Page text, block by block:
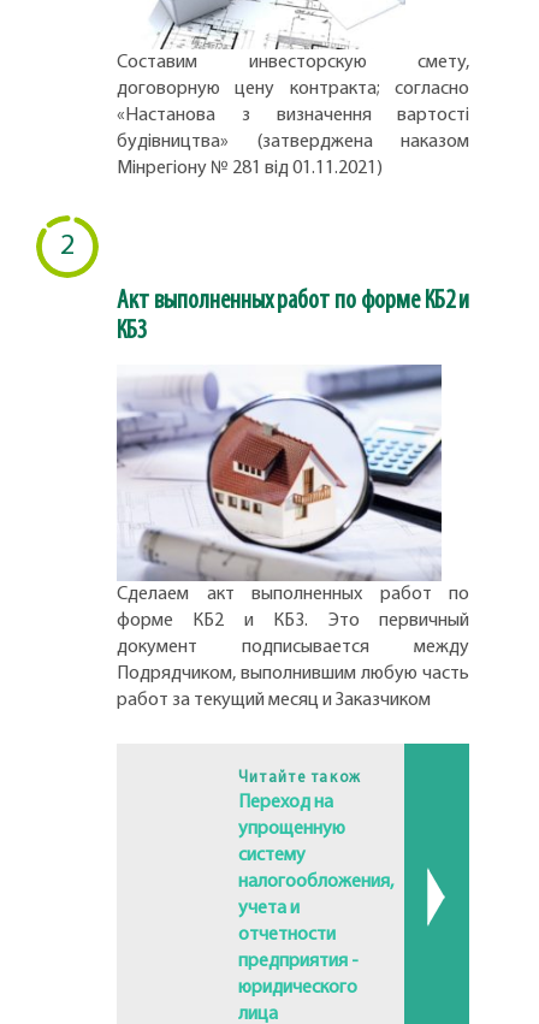
Составим инвесторскую смету,
договорную цену контракта; согласно
«Настанова з визначення вартості
будівництва» (затверджена наказом
Мінрегіону № 281 від 01.11.2021)
2
Акт выполненных работ по форме КБ2 и
КБ3
Сделаем акт выполненных работ по
форме КБ2 и КБ3. Это первичный
документ подписывается между
Подрядчиком, выполнившим любую часть
работ за текущий месяц и Заказчиком
Читайте також
Переход на
упрощенную
систему
налогообложения,
учета и
отчетности
предприятия -
юридического
лица